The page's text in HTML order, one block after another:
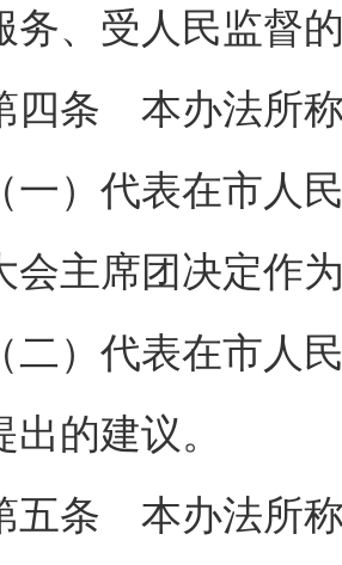
务、受人民监督
条 本办法所称
代表在市人民
会主席团决定作
代表在市人民
的建议。
本办法所称